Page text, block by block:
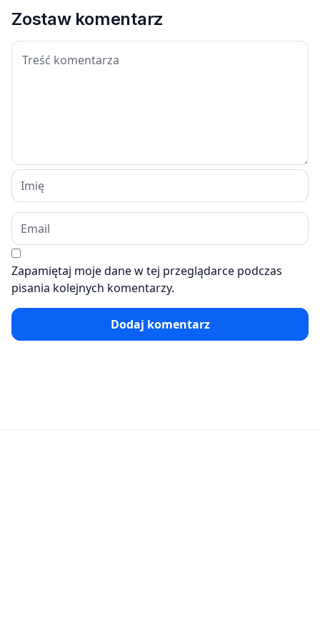
Zostaw komentarz
Zapamiętaj moje dane w tej przeglądarce podczas
pisania kolejnych komentarzy.
Dodaj komentarz